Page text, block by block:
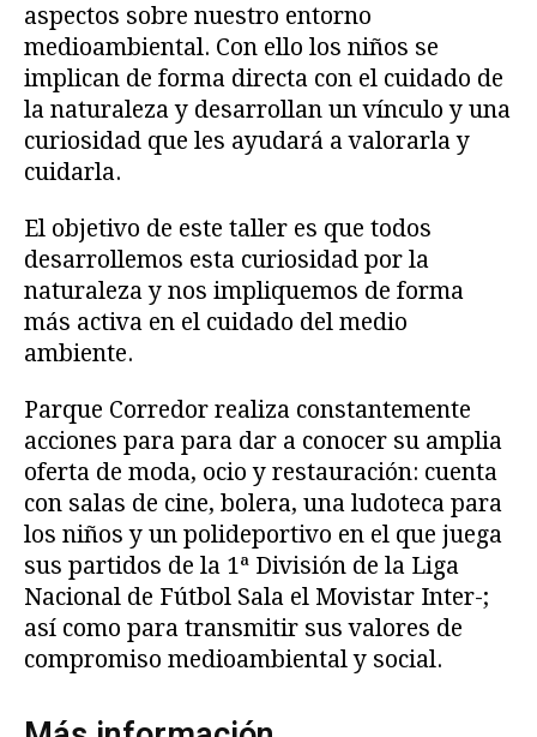
aspectos sobre nuestro entorno
medioambiental. Con ello los niños se
implican de forma directa con el cuidado de
la naturaleza y desarrollan un vínculo y una
curiosidad que les ayudará a valorarla y
cuidarla.
El objetivo de este taller es que todos
desarrollemos esta curiosidad por la
naturaleza y nos impliquemos de forma
más activa en el cuidado del medio
ambiente.
Parque Corredor realiza constantemente
acciones para para dar a conocer su amplia
oferta de moda, ocio y restauración: cuenta
con salas de cine, bolera, una ludoteca para
los niños y un polideportivo en el que juega
sus partidos de la 1ª División de la Liga
Nacional de Fútbol Sala el Movistar Inter-;
así como para transmitir sus valores de
compromiso medioambiental y social.